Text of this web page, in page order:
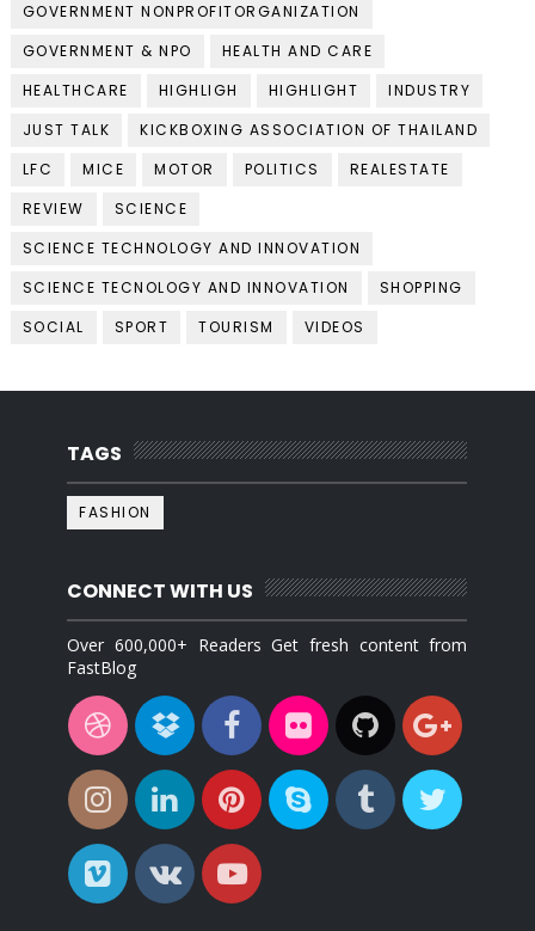
GOVERNMENT NONPROFITORGANIZATION
GOVERNMENT & NPO
HEALTH AND CARE
HEALTHCARE
HIGHLIGH HIGHLIGHT
INDUSTRY
JUST TALK
KICKBOXING ASSOCIATION OF THAILAND
LFC
MICE MOTOR POLITICS
REALESTATE
REVIEW
SCIENCE
SCIENCE TECHNOLOGY AND INNOVATION
SCIENCE TECNOLOGY AND INNOVATION
SHOPPING
SOCIAL
SPORT TOURISM VIDEOS
TAGS
FASHION
CONNECT WITH US
Over 600,000+ Readers Get fresh content from
FastBlog